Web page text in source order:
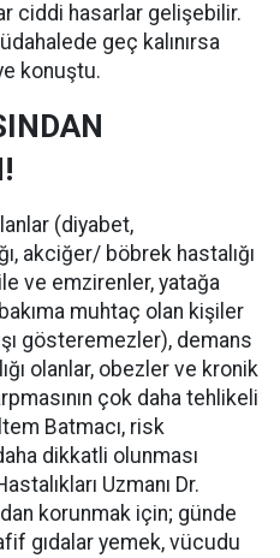
ciddi hasarlar gelişebilir.
geç kalınırsa
konuştu.
(diyabet,
akciğer/ böbrek hastalığı
ve emzirenler, yatağa
bakıma muhtaç olan kişiler
gösteremezler), demans
olanlar, obezler ve kronik
çok daha tehlikeli
Batmacı, risk
dikkatli olunması
Uzmanı Dr.
korunmak için; günde
gıdalar yemek, vücudu